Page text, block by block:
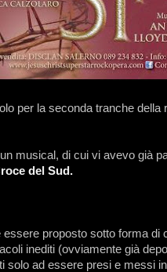
per la seconda tranche
musical, di cui vi avevo già
del Sud.
proposto sotto forma di
inediti (ovviamente già
solo ad essere presi e messi